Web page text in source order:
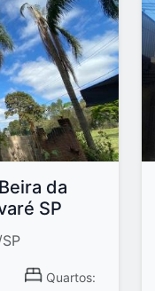
da
SP
Quartos: